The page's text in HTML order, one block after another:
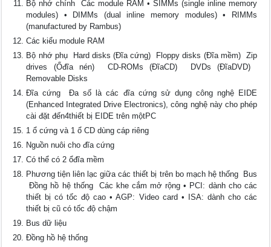
Bộ nhớ chính  Các module RAM • SIMMs (single inline memory
modules) • DIMMs (dual inline memory modules) • RIMMs
(manufactured by Rambus)
Các kiểu module RAM
Bộ nhớ phụ  Hard disks (Đĩa cứng)  Floppy disks (Đĩa mềm)  Zip
drives (Ổđĩa nén)  CD-ROMs (ĐĩaCD)  DVDs (ĐĩaDVD) 
Removable Disks
Đĩa cứng  Đa số là các đĩa cứng sử dụng công nghệ EIDE
(Enhanced Integrated Drive Electronics), công nghệ này cho phép
cài đặt đến4thiết bị EIDE trên mộtPC
1 ổ cứng và 1 ổ CD dùng cáp riêng
Nguồn nuôi cho đĩa cứng
Có thể có 2 ổđĩa mềm
Phương tiện liên lạc giữa các thiết bị trên bo mạch hệ thống  Bus
 Đồng hồ hệ thống  Các khe cắm mở rộng • PCI: dành cho các
thiết bị có tốc độ cao • AGP: Video card • ISA: dành cho các
thiết bị cũ có tốc độ chậm
Bus dữ liệu
Đồng hồ hệ thống